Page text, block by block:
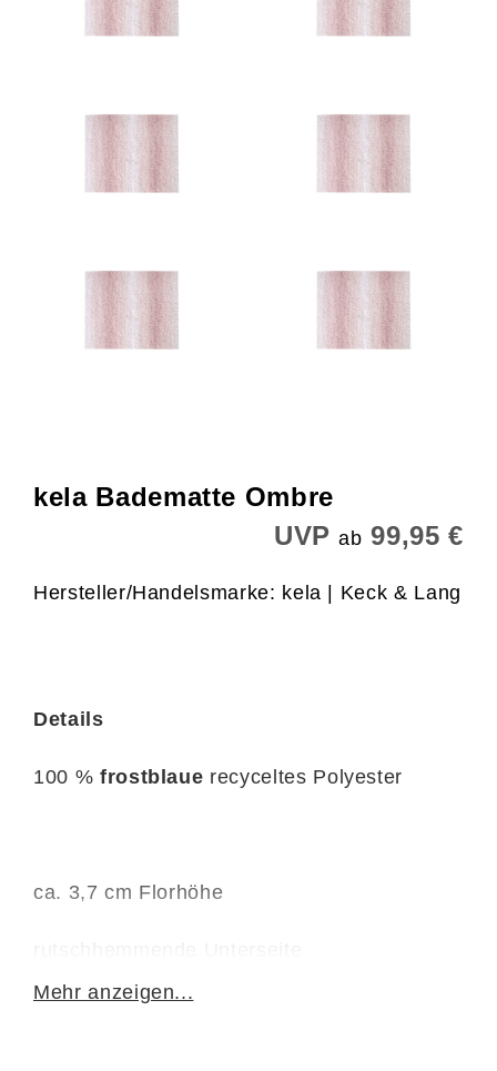
kela Badematte Ombre
UVPab 99,95 €
Hersteller/Handelsmarke: kela | Keck & Lang
Details
100 % frostblaue recyceltes Polyester
ca. 3,7 cm Florhöhe
fußbodenheizunggeeignet
Mehr anzeigen...